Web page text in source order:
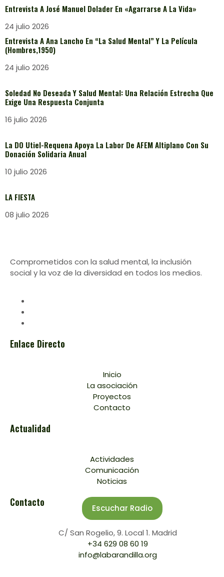
Entrevista A José Manuel Dolader En «Agarrarse A La Vida»
24 julio 2026
Entrevista A Ana Lancho En “La Salud Mental” Y La Película
(Hombres,1950)
24 julio 2026
Soledad No Deseada Y Salud Mental: Una Relación Estrecha Que
Exige Una Respuesta Conjunta
16 julio 2026
La DO Utiel-Requena Apoya La Labor De AFEM Altiplano Con Su
Donación Solidaria Anual
10 julio 2026
LA FIESTA
08 julio 2026
Comprometidos con la salud mental, la inclusión
social y la voz de la diversidad en todos los medios.
Enlace Directo
Inicio
La asociación
Proyectos
Contacto
Actualidad
Actividades
Comunicación
Noticias
Contacto
C/ San Rogelio, 9. Local 1. Madrid
+34 629 08 60 19
info@labarandilla.org
Escuchar Radio